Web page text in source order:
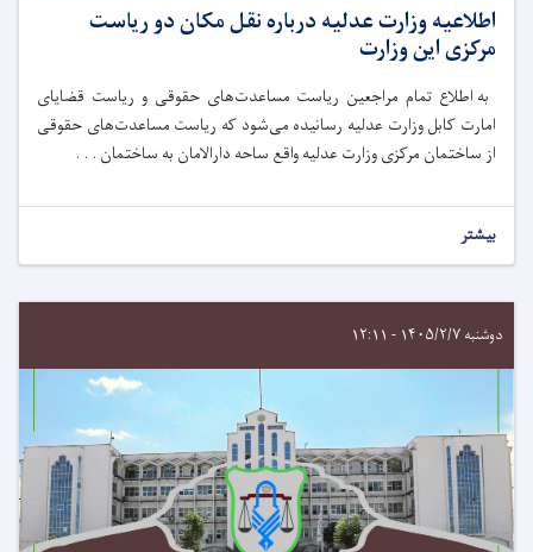
اطلاعیه وزارت عدلیه درباره نقل مکان دو ریاست
مرکزی این وزارت
به اطلاع تمام مراجعین ریاست مساعدت‌های حقوقی و ریاست قضایای
امارت کابل وزارت عدلیه رسانیده می‌شود که ریاست مساعدت‌های حقوقی
از ساختمان مرکزی وزارت عدلیه واقع ساحه دارالامان به ساختمان . . .
بیشتر
دوشنبه ۱۴۰۵/۲/۷ - ۱۲:۱۱